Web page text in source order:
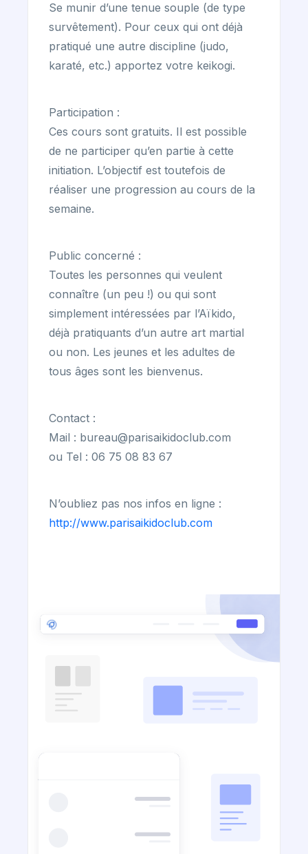
Se munir d’une tenue souple (de type
survêtement). Pour ceux qui ont déjà
pratiqué une autre discipline (judo,
karaté, etc.) apportez votre keikogi.
Participation :
Ces cours sont gratuits. Il est possible
de ne participer qu’en partie à cette
initiation. L’objectif est toutefois de
réaliser une progression au cours de la
semaine.
Public concerné :
Toutes les personnes qui veulent
connaître (un peu !) ou qui sont
simplement intéressées par l’Aïkido,
déjà pratiquants d’un autre art martial
ou non. Les jeunes et les adultes de
tous âges sont les bienvenus.
Contact :
Mail : bureau@parisaikidoclub.com
ou Tel : 06 75 08 83 67
N’oubliez pas nos infos en ligne :
http://www.parisaikidoclub.com